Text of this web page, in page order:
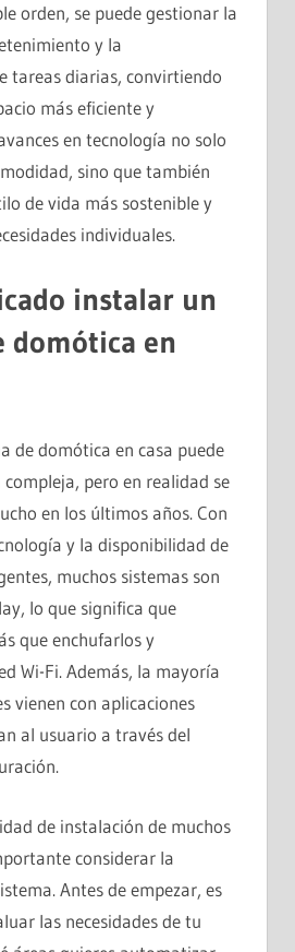
orden, se puede gestionar la
y la
tareas diarias, convirtiendo
más eficiente y
en tecnología no solo
sino que también
de vida más sostenible y
individuales.
instalar un
domótica en
de domótica en casa puede
pero en realidad se
en los últimos años. Con
y la disponibilidad de
muchos sistemas son
lo que significa que
que enchufarlos y
Wi-Fi. Además, la mayoría
vienen con aplicaciones
al usuario a través del
de instalación de muchos
considerar la
Antes de empezar, es
las necesidades de tu